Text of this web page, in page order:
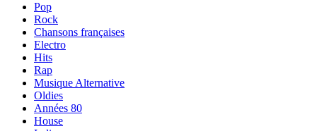
Pop
Rock
Chansons françaises
Electro
Hits
Rap
Musique Alternative
Oldies
Années 80
House